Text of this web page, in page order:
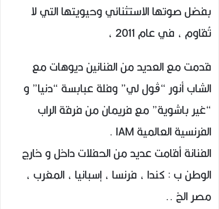
بفضل صوتها الاستثنائي وحيويتها التي لا
تُقاوم ، في عام 2011 ،
قدمت مع العديد من الفنانين ديوهات مع
الشاب أنور “ڨول لي” وفلة عبابسة “دنيا” و
“غير باشوية” مع فريمان من فرقة الراب
الفرنسية العالمية IAM .
الفنانة أقامت عديد من الحفلات داخل و خارج
الوطن ب : كندا ، فرنسا ، إسبانيا ، المغرب ،
مصر الخ ..